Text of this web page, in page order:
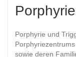
Porphyrie und
sowie deren